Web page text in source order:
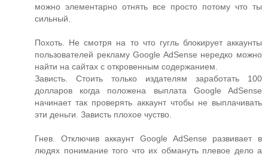
можно элементарно отнять все просто потому что ты
сильный.
Похоть. Не смотря на то что гугль блокирует аккаунты
пользователей рекламу Google AdSense нередко можно
найти на сайтах с откровенным содержанием.
Зависть. Стоить только издателям заработать 100
долларов когда положена выплата Google AdSense
начинает так проверять аккаунт чтобы не выплачивать
эти деньги. Зависть плохое чуство.
Гнев. Отключив аккаунт Google AdSense развивает в
людях понимание того что их обмануть плевое дело а